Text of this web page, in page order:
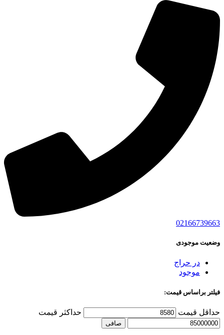
02166739663
وضعیت موجودی
در حراج
موجود
فیلتر براساس قیمت:
حداقل قیمت حداكثر قيمت
صافی